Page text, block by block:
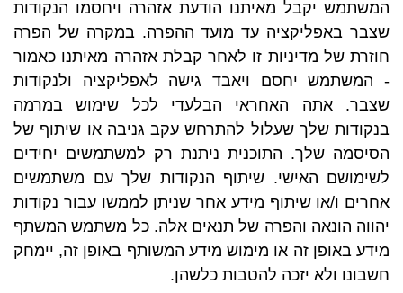
המשתמש יקבל מאיתנו הודעת אזהרה ויחסמו הנקודות
שצבר באפליקציה עד מועד ההפרה. במקרה של הפרה
חוזרת של מדיניות זו לאחר קבלת אזהרה מאיתנו כאמור
- המשתמש יחסם ויאבד גישה לאפליקציה ולנקודות
שצבר. אתה האחראי הבלעדי לכל שימוש במרמה
בנקודות שלך שעלול להתרחש עקב גניבה או שיתוף של
הסיסמה שלך. התוכנית ניתנת רק למשתמשים יחידים
לשימושם האישי. שיתוף הנקודות שלך עם משתמשים
אחרים ו/או שיתוף מידע אחר שניתן לממשו עבור נקודות
יהווה הונאה והפרה של תנאים אלה. כל משתמש המשתף
מידע באופן זה או מימוש מידע המשותף באופן זה, יימחק
חשבונו ולא יזכה להטבות כלשהן.